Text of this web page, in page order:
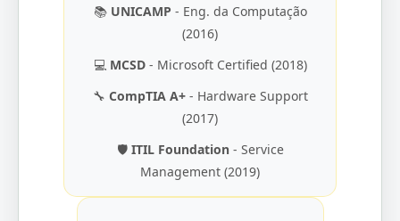
📚 UNICAMP - Eng. da Computação
(2016)
💻 MCSD- Microsoft Certified (2018)
🔧 CompTIA A+- Hardware Support
(2017)
🛡️ ITIL Foundation- Service
Management (2019)